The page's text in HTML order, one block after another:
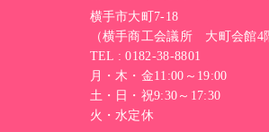
横手市大町7-18
（横手商工会議所 大町会館4
TEL : 0182-38-8801
月・木・金11:00～19:00
土・日・祝9:30～17:30
火・水定休